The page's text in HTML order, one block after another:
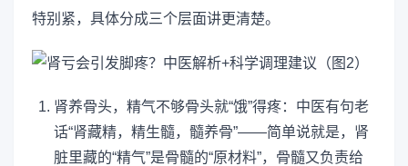
特别紧，具体分成三个层面讲更清楚。
肾养骨头，精气不够骨头就“饿”得疼：中医有句老
话“肾藏精，精生髓，髓养骨”——简单说就是，肾
脏里藏的“精气”是骨髓的“原材料”，骨髓又负责给